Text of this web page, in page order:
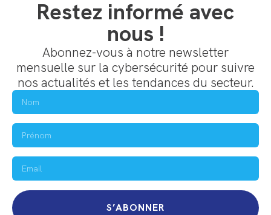
Restez informé avec
nous !
Abonnez-vous à notre newsletter
mensuelle sur la cybersécurité pour suivre
nos actualités et les tendances du secteur.
S’ABONNER